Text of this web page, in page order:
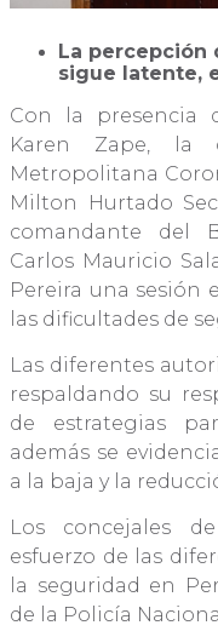
La percepción
sigue latente,
Con la presencia
Karen Zape, la
Metropolitana
Milton Hurtado
comandante del
Carlos Mauricio
Pereira una sesión
las dificultades de
Las diferentes
respaldando su
de estrategias
además se
a la baja y la
Los concejales
esfuerzo de las
la seguridad en
de la Policía